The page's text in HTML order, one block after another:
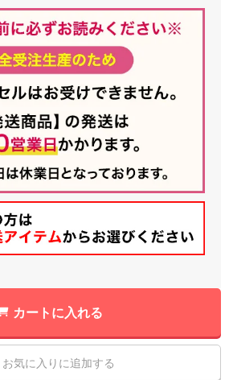
カートに入れる
お気に入りに追加する